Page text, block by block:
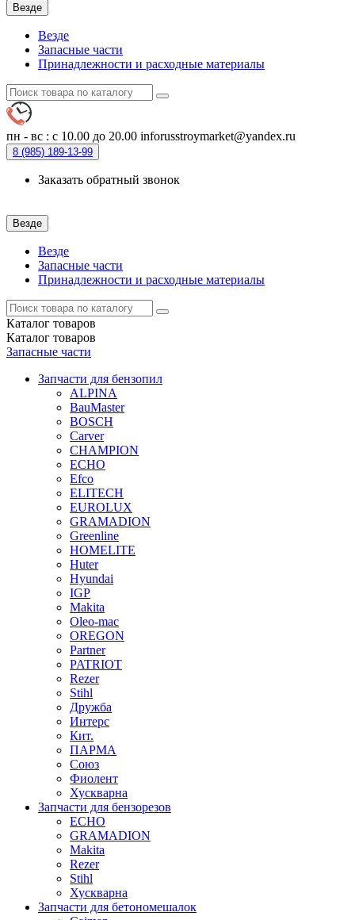
Везде
Везде
Запасные части
Принадлежности и расходные материалы
пн - вс : с 10.00 до 20.00 inforusstroymarket@yandex.ru
8 (985) 189-13-99
Заказать обратный звонок
Везде
Везде
Запасные части
Принадлежности и расходные материалы
Каталог товаров
Каталог товаров
Запасные части
Запчасти для бензопил
ALPINA
BauMaster
BOSCH
Carver
CHAMPION
ECHO
Efco
ELITECH
EUROLUX
GRAMADION
Greenline
HOMELITE
Huter
Hyundai
IGP
Makita
Oleo-mac
OREGON
Partner
PATRIOT
Rezer
Stihl
Дружба
Интерс
Кит.
ПАРМА
Союз
Фиолент
Хускварна
Запчасти для бензорезов
ECHO
GRAMADION
Makita
Rezer
Stihl
Хускварна
Запчасти для бетономешалок